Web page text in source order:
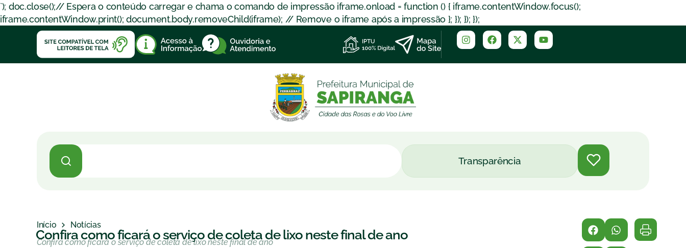
`); doc.close();// Espera o conteúdo carregar e chama o comando de impressão iframe.onload = function () { iframe.contentWindow.focus();
iframe.contentWindow.print(); document.body.removeChild(iframe); // Remove o iframe após a impressão }; }); }); });
Transparência
Início Notícias
Confira como ficará o serviço de coleta de lixo neste final de ano
Confira como ficará o serviço de coleta de lixo neste final de ano